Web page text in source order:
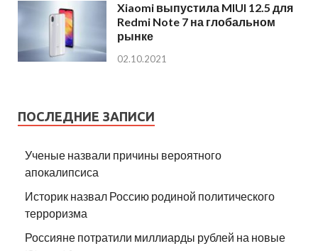
Xiaomi выпустила MIUI 12.5 для
Redmi Note 7 на глобальном
рынке
02.10.2021
ПОСЛЕДНИЕ ЗАПИСИ
Ученые назвали причины вероятного
апокалипсиса
Историк назвал Россию родиной политического
терроризма
Россияне потратили миллиарды рублей на новые